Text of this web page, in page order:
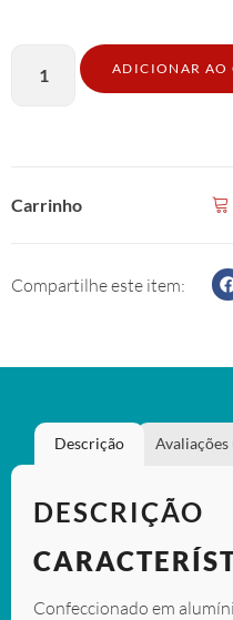
ADICIONAR AO
Carrinho
Compartilhe este item:
Descrição Avaliações
DESCRIÇÃO
Confeccionado em